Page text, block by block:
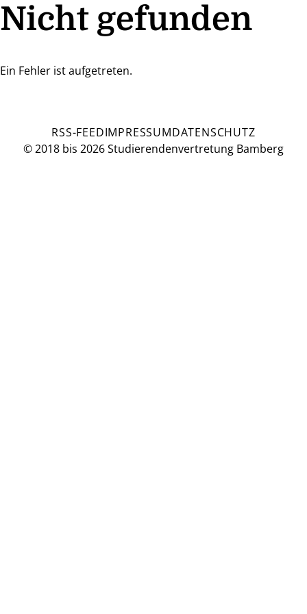
Nicht gefunden
Ein Fehler ist aufgetreten.
© 2018 bis 2026 Studierendenvertretung Bamberg
RSS-FEEDIMPRESSUMDATENSCHUTZ